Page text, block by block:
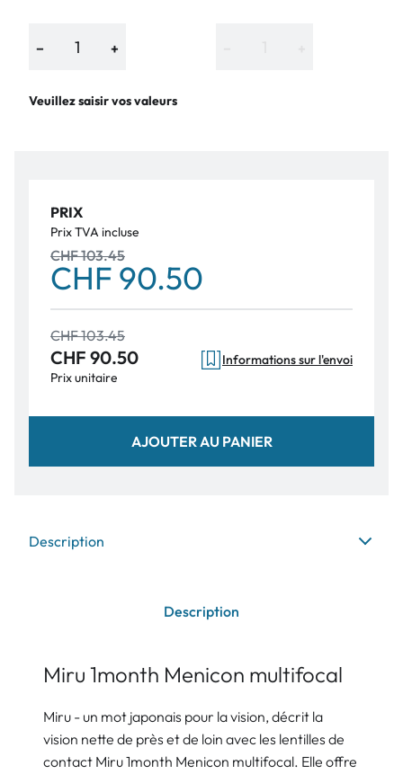
− +
Veuillez saisir vos valeurs
PRIX
Prix TVA incluse
CHF 103.45
CHF 90.50
CHF 103.45
CHF 90.50
Prix unitaire
Informations sur l'envoi
AJOUTER AU PANIER
Description
Description
Miru 1month Menicon multifocal
Miru - un mot japonais pour la vision, décrit la
vision nette de près et de loin avec les lentilles de
contact Miru 1month Menicon multifocal. Elle offre